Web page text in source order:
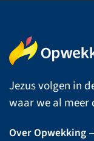
Jezus volgen in
waar we al meer
Over Opwekking